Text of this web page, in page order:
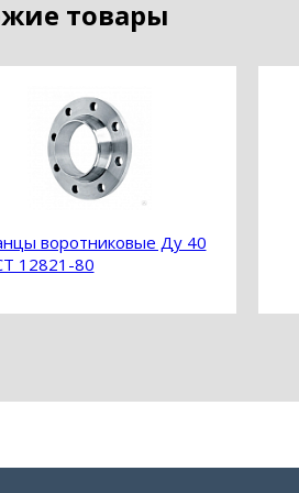
товары
воротниковые Ду 40
12821-80